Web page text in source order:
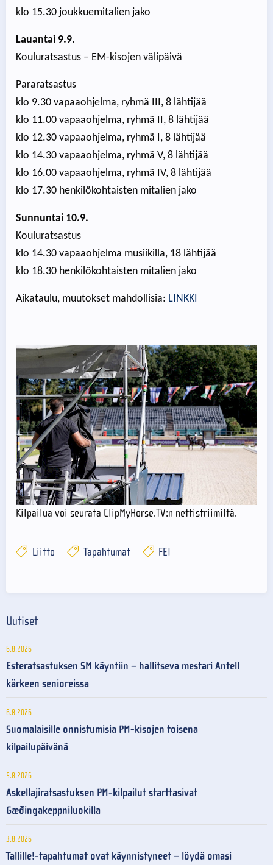
klo 15.30 joukkuemitalien jako
Lauantai 9.9.
Kouluratsastus – EM-kisojen välipäivä
Pararatsastus
klo 9.30 vapaaohjelma, ryhmä III, 8 lähtijää
klo 11.00 vapaaohjelma, ryhmä II, 8 lähtijää
klo 12.30 vapaaohjelma, ryhmä I, 8 lähtijää
klo 14.30 vapaaohjelma, ryhmä V, 8 lähtijää
klo 16.00 vapaaohjelma, ryhmä IV, 8 lähtijää
klo 17.30 henkilökohtaisten mitalien jako
Sunnuntai 10.9.
Kouluratsastus
klo 14.30 vapaaohjelma musiikilla, 18 lähtijää
klo 18.30 henkilökohtaisten mitalien jako
Aikataulu, muutokset mahdollisia: LINKKI
Kilpailua voi seurata ClipMyHorse.TV:n nettistriimiltä.
Liitto Tapahtumat FEI
Uutiset
6.8.2026
Esteratsastuksen SM käyntiin – hallitseva mestari Antell
kärkeen senioreissa
6.8.2026
Suomalaisille onnistumisia PM-kisojen toisena
kilpailupäivänä
5.8.2026
Askellajiratsastuksen PM-kilpailut starttasivat
Gæðingakeppniluokilla
3.8.2026
Tallille!-tapahtumat ovat käynnistyneet – löydä omasi